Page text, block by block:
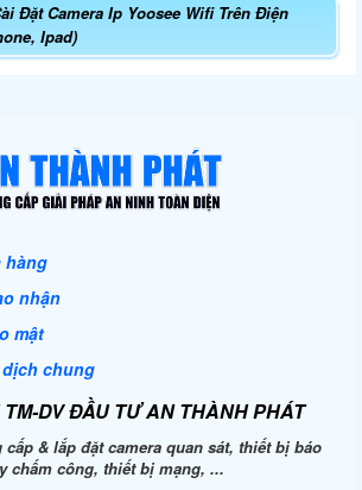
Đặt Camera Ip Yoosee Wifi Trên Điện
Ipad)
hàng
nhận
mật
chung
DV ĐẦU TƯ AN THÀNH PHÁT
& lắp đặt camera quan sát, thiết bị báo
chấm công, thiết bị mạng, ...